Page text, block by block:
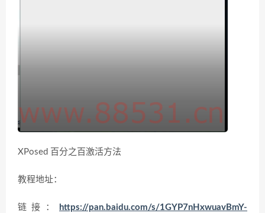
XPosed 百分之百激活方法
教程地址：
链接：
https://pan.baidu.com/s/1GYP7nHxwuavBmY-